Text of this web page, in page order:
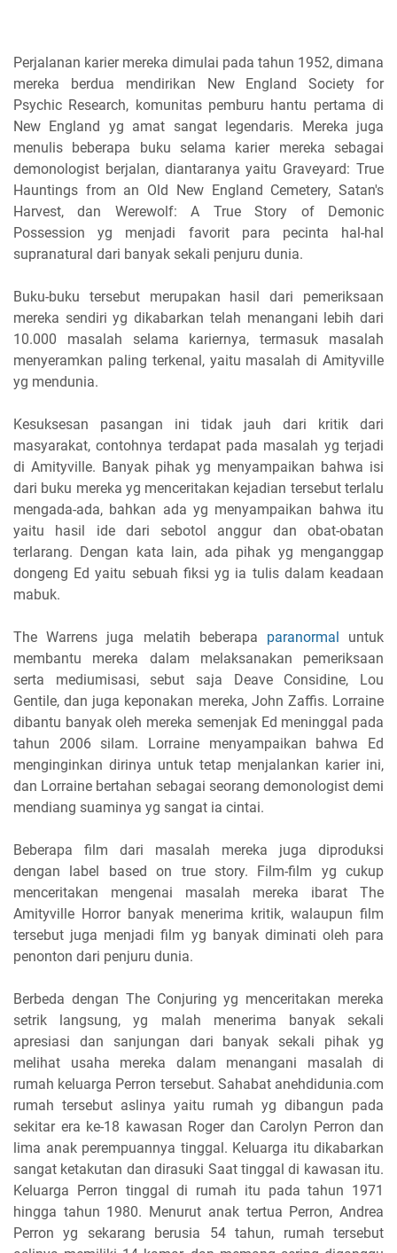
Perjalanan karier mereka dimulai pada tahun 1952, dimana
mereka berdua mendirikan New England Society for
Psychic Research, komunitas pemburu hantu pertama di
New England yg amat sangat legendaris. Mereka juga
menulis beberapa buku selama karier mereka sebagai
demonologist berjalan, diantaranya yaitu Graveyard: True
Hauntings from an Old New England Cemetery, Satan's
Harvest, dan Werewolf: A True Story of Demonic
Possession yg menjadi favorit para pecinta hal-hal
supranatural dari banyak sekali penjuru dunia.
Buku-buku tersebut merupakan hasil dari pemeriksaan
mereka sendiri yg dikabarkan telah menangani lebih dari
10.000 masalah selama kariernya, termasuk masalah
menyeramkan paling terkenal, yaitu masalah di Amityville
yg mendunia.
Kesuksesan pasangan ini tidak jauh dari kritik dari
masyarakat, contohnya terdapat pada masalah yg terjadi
di Amityville. Banyak pihak yg menyampaikan bahwa isi
dari buku mereka yg menceritakan kejadian tersebut terlalu
mengada-ada, bahkan ada yg menyampaikan bahwa itu
yaitu hasil ide dari sebotol anggur dan obat-obatan
terlarang. Dengan kata lain, ada pihak yg menganggap
dongeng Ed yaitu sebuah fiksi yg ia tulis dalam keadaan
mabuk.
The Warrens juga melatih beberapa paranormal
untuk
membantu mereka dalam melaksanakan pemeriksaan
serta mediumisasi, sebut saja Deave Considine, Lou
Gentile, dan juga keponakan mereka, John Zaffis. Lorraine
dibantu banyak oleh mereka semenjak Ed meninggal pada
tahun 2006 silam. Lorraine menyampaikan bahwa Ed
menginginkan dirinya untuk tetap menjalankan karier ini,
dan Lorraine bertahan sebagai seorang demonologist demi
mendiang suaminya yg sangat ia cintai.
Beberapa film dari masalah mereka juga diproduksi
dengan label based on true story. Film-film yg cukup
menceritakan mengenai masalah mereka ibarat The
Amityville Horror banyak menerima kritik, walaupun film
tersebut juga menjadi film yg banyak diminati oleh para
penonton dari penjuru dunia.
Berbeda dengan The Conjuring yg menceritakan mereka
setrik langsung, yg malah menerima banyak sekali
apresiasi dan sanjungan dari banyak sekali pihak yg
melihat usaha mereka dalam menangani masalah di
rumah keluarga Perron tersebut. Sahabat anehdidunia.com
rumah tersebut aslinya yaitu rumah yg dibangun pada
sekitar era ke-18 kawasan Roger dan Carolyn Perron dan
lima anak perempuannya tinggal. Keluarga itu dikabarkan
sangat ketakutan dan dirasuki Saat tinggal di kawasan itu.
Keluarga Perron tinggal di rumah itu pada tahun 1971
hingga tahun 1980. Menurut anak tertua Perron, Andrea
Perron yg sekarang berusia 54 tahun, rumah tersebut